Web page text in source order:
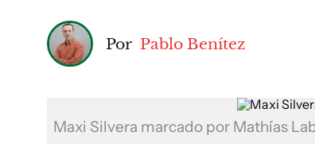
Por Pablo Benítez
Maxi Silvera marcado por Mathías